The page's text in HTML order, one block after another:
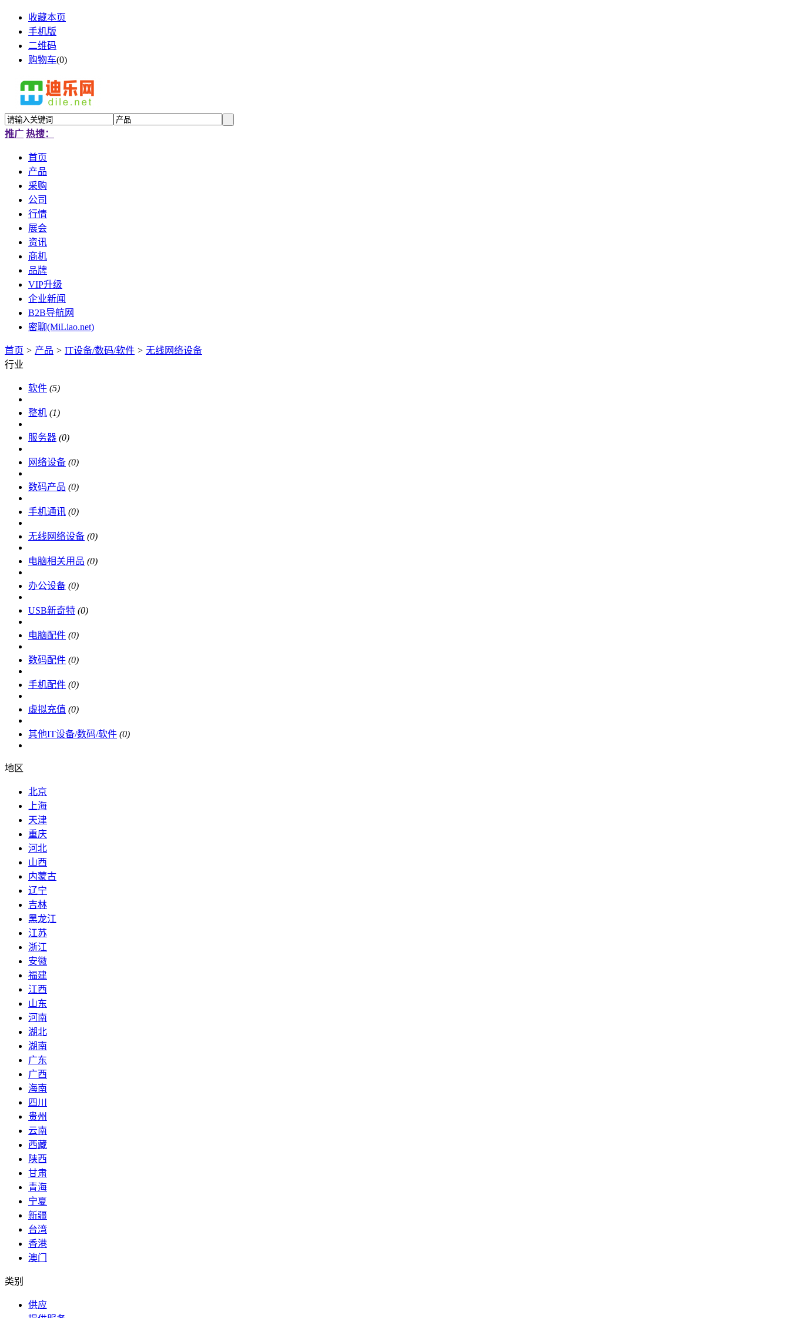
收藏本页
手机版
二维码
购物车(0)
推广 热搜：
首页
产品
采购
公司
行情
展会
资讯
商机
品牌
VIP升级
企业新闻
B2B导航网
密聊(MiLiao.net)
首页 > 产品 > IT设备/数码/软件 > 无线网络设备
行业
软件 (5)
整机 (1)
服务器 (0)
网络设备 (0)
数码产品 (0)
手机通讯 (0)
无线网络设备 (0)
电脑相关用品 (0)
办公设备 (0)
USB新奇特 (0)
电脑配件 (0)
数码配件 (0)
手机配件 (0)
虚拟充值 (0)
其他IT设备/数码/软件 (0)
地区
北京
上海
天津
重庆
河北
山西
内蒙古
辽宁
吉林
黑龙江
江苏
浙江
安徽
福建
江西
山东
河南
湖北
湖南
广东
广西
海南
四川
贵州
云南
西藏
陕西
甘肃
青海
宁夏
新疆
台湾
香港
澳门
类别
供应